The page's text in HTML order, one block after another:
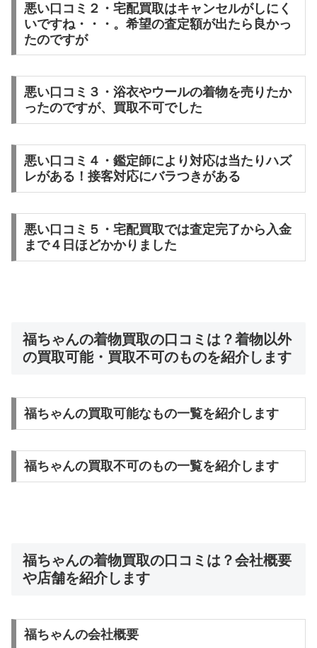
悪い口コミ２・宅配買取はキャンセルがしにく
いですね・・・。希望の査定額が出たら良かっ
たのですが
悪い口コミ３・浴衣やウールの着物を売りたか
ったのですが、買取不可でした
悪い口コミ４・鑑定師により対応は当たりハズ
レがある！接客対応にバラつきがある
悪い口コミ５・宅配買取では査定完了から入金
まで４日ほどかかりました
福ちゃんの着物買取の口コミは？着物以外
の買取可能・買取不可のものを紹介します
福ちゃんの買取可能なもの一覧を紹介します
福ちゃんの買取不可のもの一覧を紹介します
福ちゃんの着物買取の口コミは？会社概要
や店舗を紹介します
福ちゃんの会社概要